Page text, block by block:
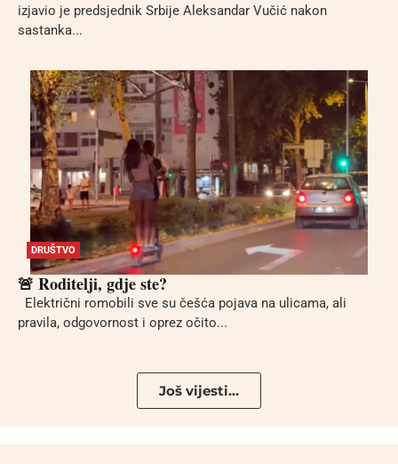
izjavio je predsjednik Srbije Aleksandar Vučić nakon
sastanka...
DRUŠTVO
🚨 Roditelji, gdje ste?
Električni romobili sve su češća pojava na ulicama, ali
pravila, odgovornost i oprez očito...
Još vijesti...